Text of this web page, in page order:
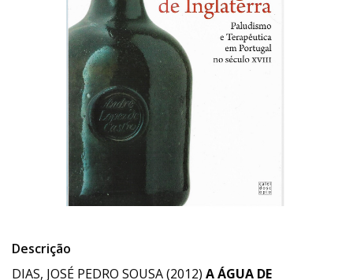
Descrição
DIAS, JOSÉ PEDRO SOUSA (2012) A ÁGUA DE